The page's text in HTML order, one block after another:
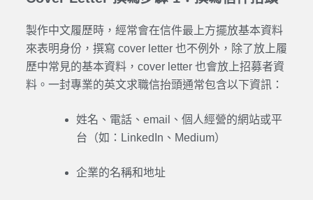
製作中文履歷時，經常會在信件最上方擺放基本資料
來表明身份，撰寫 cover letter 也不例外，除了放上履
歷中常見的基本資料，cover letter 也會放上招募者資
料。一封專業的英文求職信抬頭通常包含以下資訊：
姓名、電話、email、個人經營的網站或平
台（如：LinkedIn、Medium）
企業的名稱和地址